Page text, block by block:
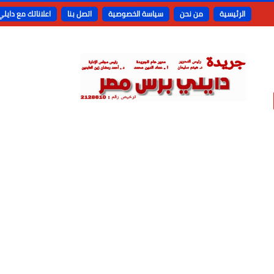
الرئيسية من نحن سياسة الخصوصية اتصل بنا اعلاناتك مع